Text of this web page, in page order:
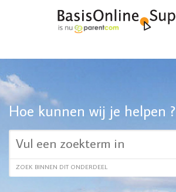
Hoe kunnen wij je helpen ?